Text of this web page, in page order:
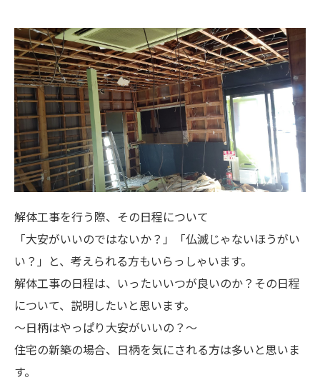
解体工事を行う際、その日程について
「大安がいいのではないか？」「仏滅じゃないほうがい
い？」と、考えられる方もいらっしゃいます。
解体工事の日程は、いったいいつが良いのか？その日程
について、説明したいと思います。
～日柄はやっぱり大安がいいの？～
住宅の新築の場合、日柄を気にされる方は多いと思いま
す。